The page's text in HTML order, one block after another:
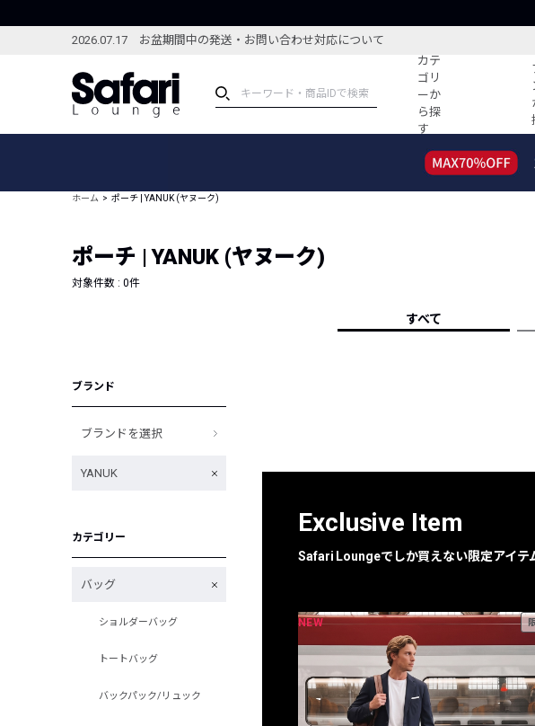
2026.07.17 お盆期間中の発送・お問い合わせ対応について
カテ
ゴリ
ーか
ら探
す
ブランドから探す
新着アイテム
編集部のおすすめアイテム
コーディネート
すべ
人
フォ
ホーム ポーチ | YANUK (ヤヌーク)
ポーチ | YANUK (ヤヌーク)
対象件数 : 0件
すべて
ブランド
ブランドを選択
YANUK
カテゴリー
バッグ
ショルダーバッグ
トートバッグ
バックパック/リュック
Exclusive Item
Safari Loungeでしか買えない限定アイテ
NEW